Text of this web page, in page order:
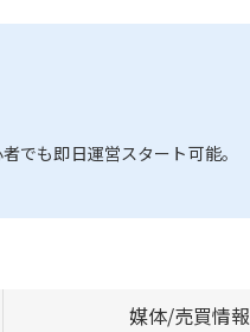
でも即日運営スタート可能。
媒体/売買情報